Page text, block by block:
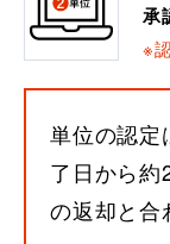
承
※
単位の認定
了日から約
の返却と合